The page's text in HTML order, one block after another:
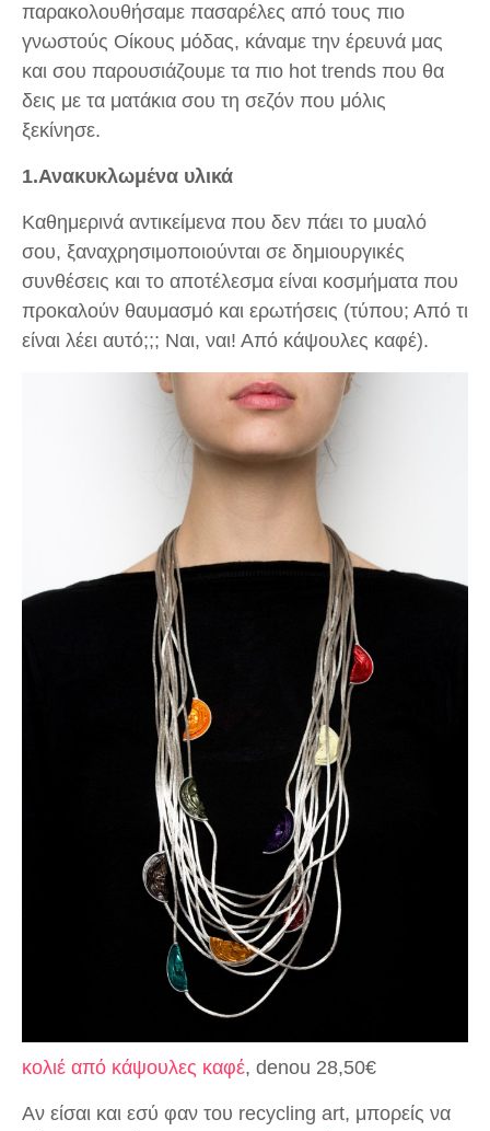
παρακολουθήσαμε πασαρέλες από τους πιο
γνωστούς Οίκους μόδας, κάναμε την έρευνά μας
και σου παρουσιάζουμε τα πιο hot trends που θα
δεις με τα ματάκια σου τη σεζόν που μόλις
ξεκίνησε.
1.Ανακυκλωμένα υλικά
Καθημερινά αντικείμενα που δεν πάει το μυαλό
σου, ξαναχρησιμοποιούνται σε δημιουργικές
συνθέσεις και το αποτέλεσμα είναι κοσμήματα που
προκαλούν θαυμασμό και ερωτήσεις (τύπου; Από τι
είναι λέει αυτό;;; Ναι, ναι! Από κάψουλες καφέ).
κολιέ από κάψουλες καφέ, denou 28,50€
Αν είσαι και εσύ φαν του recycling art, μπορείς να